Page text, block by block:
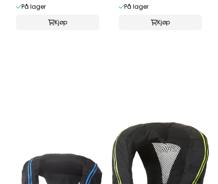
På lager
Kjøp
På lager
Kjøp